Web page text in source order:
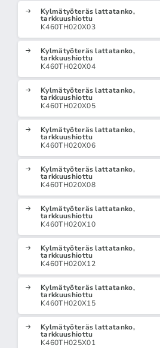
Kylmätyöteräs lattatanko,
tarkkuushiottu
K460TH020X03
Kylmätyöteräs lattatanko,
tarkkuushiottu
K460TH020X04
Kylmätyöteräs lattatanko,
tarkkuushiottu
K460TH020X05
Kylmätyöteräs lattatanko,
tarkkuushiottu
K460TH020X06
Kylmätyöteräs lattatanko,
tarkkuushiottu
K460TH020X08
Kylmätyöteräs lattatanko,
tarkkuushiottu
K460TH020X10
Kylmätyöteräs lattatanko,
tarkkuushiottu
K460TH020X12
Kylmätyöteräs lattatanko,
tarkkuushiottu
K460TH020X15
Kylmätyöteräs lattatanko,
tarkkuushiottu
K460TH025X01